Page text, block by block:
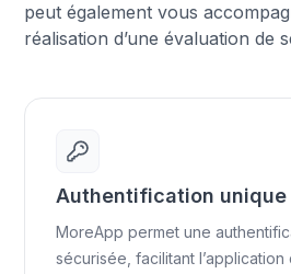
peut également vous
réalisation d’une évaluation de
Authentification unique
MoreApp permet une
sécurisée, facilitant